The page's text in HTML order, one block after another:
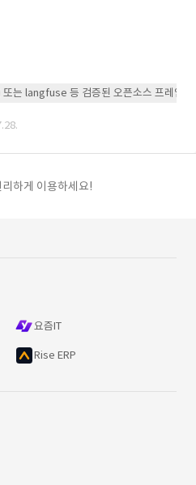
는 langfuse 등 검증된 오픈소스 프레임워
리하게 이용하세요!
요즘IT
Rise ERP